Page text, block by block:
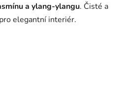
a ylang-ylangu. Čisté a
elegantní interiér.